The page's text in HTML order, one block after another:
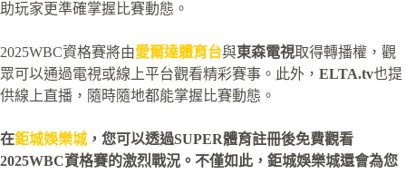
助玩家更準確掌握比賽動態。
2025WBC資格賽將由愛爾達體育台與東森電視取得轉播權，觀
眾可以通過電視或線上平台觀看精彩賽事。此外， ELTA.tv也提
供線上直播，隨時隨地都能掌握比賽動態。
在鉅城娛樂城，您可以透過SUPER體育註冊後免費觀看
2025WBC資格賽的激烈戰況。不僅如此，鉅城娛樂城還會為您